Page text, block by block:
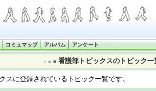
コミュマップ アルバム アンケート
● ● ● 看護部トピックスのトピック一
スに登録されているトピック一覧です。